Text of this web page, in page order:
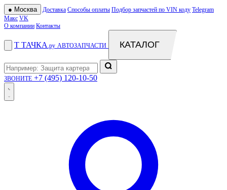
● Москва Доставка Способы оплаты Подбор запчастей по VIN коду Telegram
Макс VK
О компании Контакты
Т ТАЧКА .ру АВТОЗАПЧАСТИ КАТАЛОГ
ЗВОНИТЕ +7 (495) 120-10-50